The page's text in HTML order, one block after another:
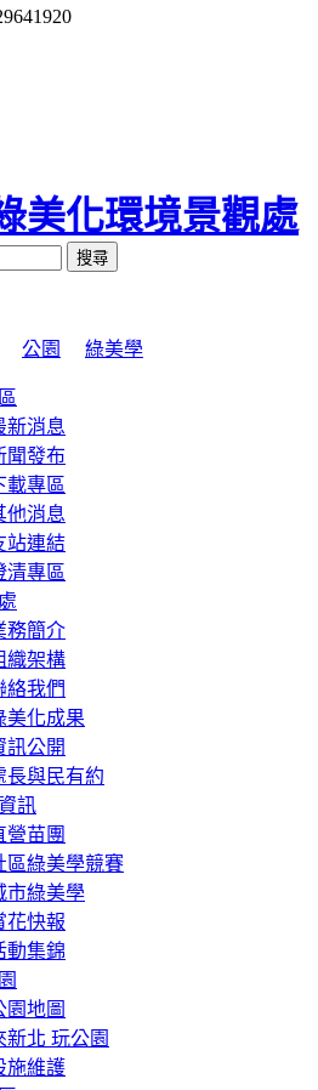
搜尋
公園 綠美學
新消息
聞發布
載專區
他消息
站連結
清專區
務簡介
織架構
絡我們
美化成果
訊公開
長與民有約
訊
營苗團
區綠美學競賽
市綠美學
花快報
動集錦
園地圖
新北 玩公園
施維護